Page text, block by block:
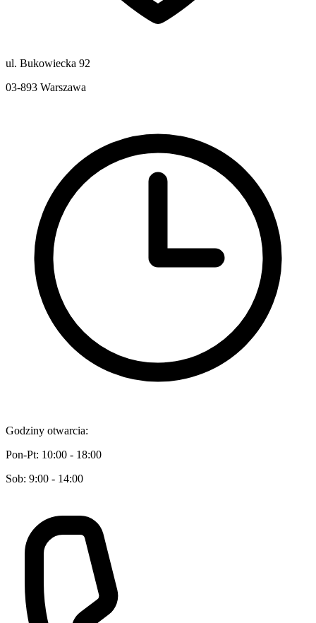
ul. Bukowiecka 92
03-893 Warszawa
Godziny otwarcia:
Pon-Pt: 10:00 - 18:00
Sob: 9:00 - 14:00